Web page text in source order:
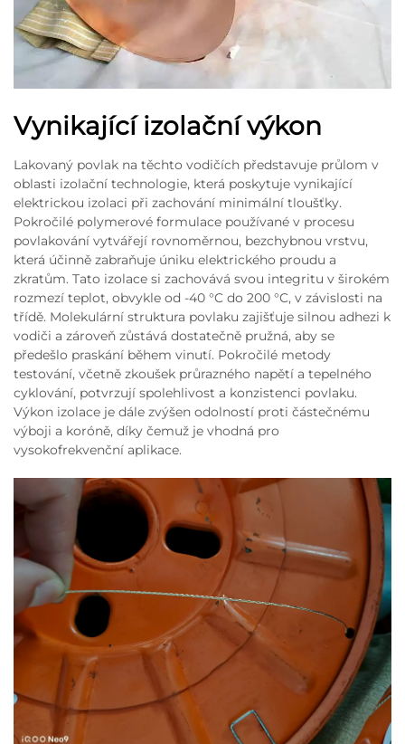
Vynikající izolační výkon
Lakovaný povlak na těchto vodičích představuje průlom v
oblasti izolační technologie, která poskytuje vynikající
elektrickou izolaci při zachování minimální tloušťky.
Pokročilé polymerové formulace používané v procesu
povlakování vytvářejí rovnoměrnou, bezchybnou vrstvu,
která účinně zabraňuje úniku elektrického proudu a
zkratům. Tato izolace si zachovává svou integritu v širokém
rozmezí teplot, obvykle od -40 °C do 200 °C, v závislosti na
třídě. Molekulární struktura povlaku zajišťuje silnou adhezi k
vodiči a zároveň zůstává dostatečně pružná, aby se
předešlo praskání během vinutí. Pokročilé metody
testování, včetně zkoušek průrazného napětí a tepelného
cyklování, potvrzují spolehlivost a konzistenci povlaku.
Výkon izolace je dále zvýšen odolností proti částečnému
výboji a koróně, díky čemuž je vhodná pro
vysokofrekvenční aplikace.